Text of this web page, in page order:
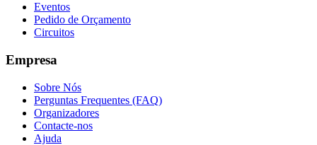
Eventos
Pedido de Orçamento
Circuitos
Empresa
Sobre Nós
Perguntas Frequentes (FAQ)
Organizadores
Contacte-nos
Ajuda